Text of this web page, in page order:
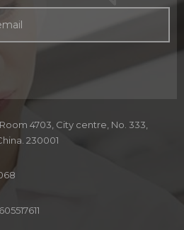
4703, City centre, No. 333,
230001